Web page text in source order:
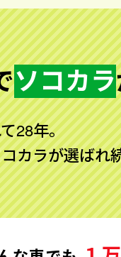
ソコカラ
28年。
カラが選ばれ